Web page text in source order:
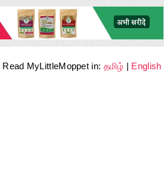
Read MyLittleMoppet in: தமிழ் | English